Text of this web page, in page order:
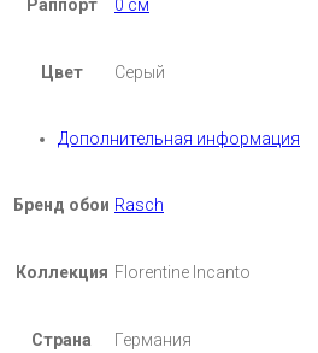
Раппорт 0 см
Цвет Серый
Дополнительная информация
Бренд обои Rasch
Коллекция Florentine Incanto
Страна Германия